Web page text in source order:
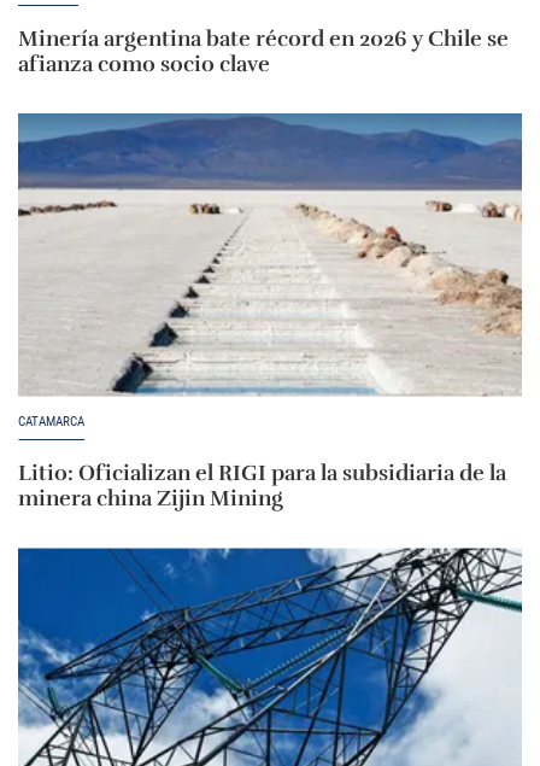
Minería argentina bate récord en 2026 y Chile se
afianza como socio clave
CATAMARCA
Litio: Oficializan el RIGI para la subsidiaria de la
minera china Zijin Mining